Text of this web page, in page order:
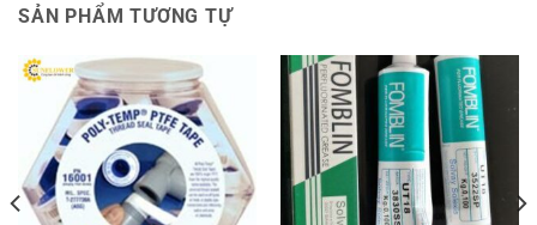
SẢN PHẨM TƯƠNG TỰ